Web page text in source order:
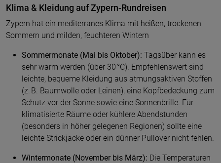
Klima & Kleidung auf Zypern-Rundreisen
Zypern hat ein mediterranes Klima mit heißen, trockenen
Sommern und milden, feuchteren Wintern
Sommermonate (Mai bis Oktober): Tagsüber kann es
sehr warm werden (über 30 °C). Empfehlenswert sind
leichte, bequeme Kleidung aus atmungsaktiven Stoffen
(z. B. Baumwolle oder Leinen), eine Kopfbedeckung zum
Schutz vor der Sonne sowie eine Sonnenbrille. Für
klimatisierte Räume oder kühlere Abendstunden
(besonders in höher gelegenen Regionen) sollte eine
leichte Strickjacke oder ein dünner Pullover nicht fehlen.
Wintermonate (November bis März): Die Temperaturen